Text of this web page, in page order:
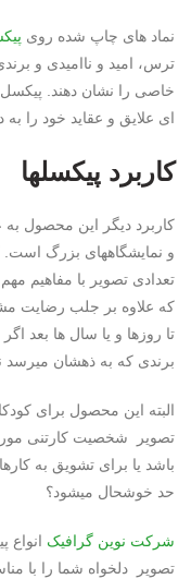
نماد های چاپ شده روی
ترس، امید و ناامیدی و
خاصی را نشان دهند.
ای علایق و عقاید خود را به
کاربرد پیکسلها
کاربرد دیگر این محصول
و نمایشگاههای بزرگ است.
تعدادی تصویر با مفاهیم
که علاوه بر جلب رضایت
تا روزها و یا سال ها بعد
برندی که به ذهشان میرسد
البته این محصول برای
تصویر شخصیت کارتنی
باشد یا برای تشویق به
حد خوشحال میشود؟
شرکت نوین گرافیک انواع
تصویر دلخواه شما را با